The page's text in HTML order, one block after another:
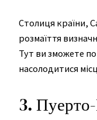
Столиця країни,
розмаїття
Тут ви зможете
насолодитися
3.